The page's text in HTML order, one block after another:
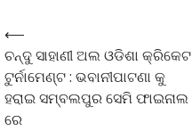
⟵
ଚନ୍ଦୁ ସାହାଣୀ ଅଲ ଓଡିଶା କ୍ରିକେଟ
ଟୁର୍ନାମେଣ୍ଟ : ଭବାନୀପାଟଣା କୁ
ହରାଇ ସମ୍ବଲପୁର ସେମି ଫାଇନାଲ
ରେ